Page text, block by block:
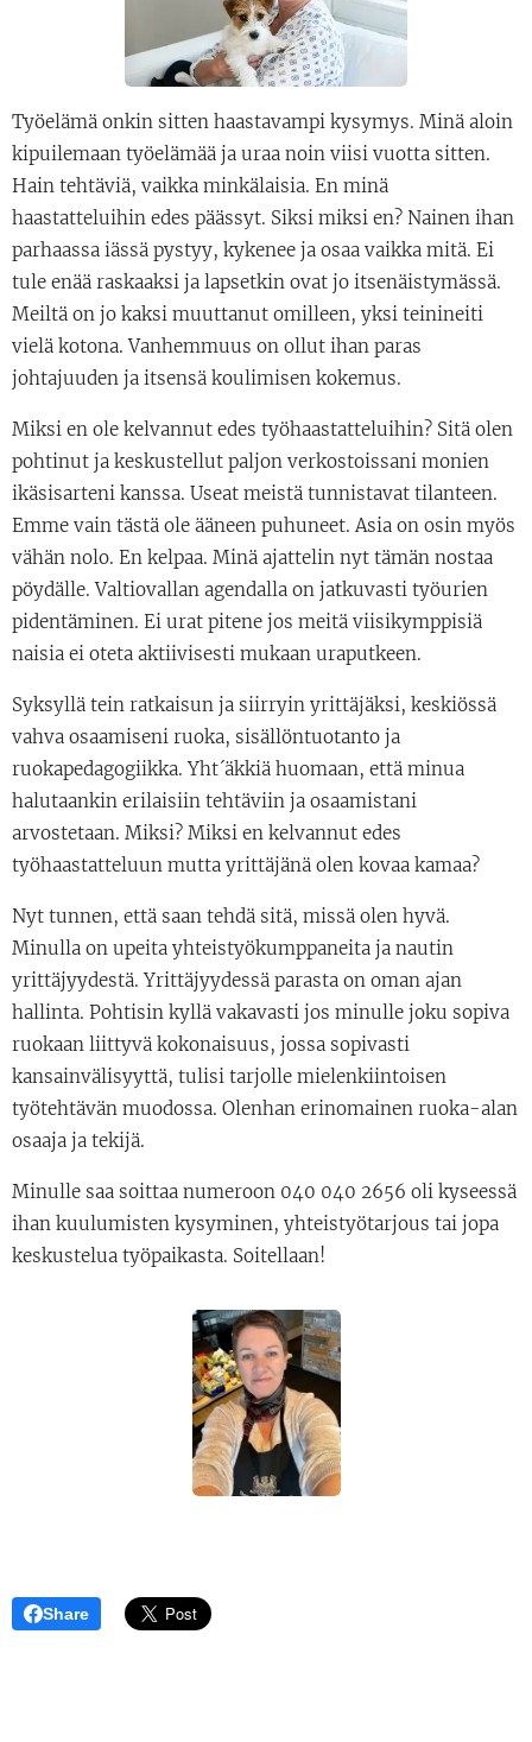
Työelämä onkin sitten haastavampi kysymys. Minä aloin
kipuilemaan työelämää ja uraa noin viisi vuotta sitten.
Hain tehtäviä, vaikka minkälaisia. En minä
haastatteluihin edes päässyt. Siksi miksi en? Nainen ihan
parhaassa iässä pystyy, kykenee ja osaa vaikka mitä. Ei
tule enää raskaaksi ja lapsetkin ovat jo itsenäistymässä.
Meiltä on jo kaksi muuttanut omilleen, yksi teinineiti
vielä kotona. Vanhemmuus on ollut ihan paras
johtajuuden ja itsensä koulimisen kokemus.
Miksi en ole kelvannut edes työhaastatteluihin? Sitä olen
pohtinut ja keskustellut paljon verkostoissani monien
ikäsisarteni kanssa. Useat meistä tunnistavat tilanteen.
Emme vain tästä ole ääneen puhuneet. Asia on osin myös
vähän nolo. En kelpaa. Minä ajattelin nyt tämän nostaa
pöydälle. Valtiovallan agendalla on jatkuvasti työurien
pidentäminen. Ei urat pitene jos meitä viisikymppisiä
naisia ei oteta aktiivisesti mukaan uraputkeen.
Syksyllä tein ratkaisun ja siirryin yrittäjäksi, keskiössä
vahva osaamiseni ruoka, sisällöntuotanto ja
ruokapedagogiikka. Yht´äkkiä huomaan, että minua
halutaankin erilaisiin tehtäviin ja osaamistani
arvostetaan. Miksi? Miksi en kelvannut edes
työhaastatteluun mutta yrittäjänä olen kovaa kamaa?
Nyt tunnen, että saan tehdä sitä, missä olen hyvä.
Minulla on upeita yhteistyökumppaneita ja nautin
yrittäjyydestä. Yrittäjyydessä parasta on oman ajan
hallinta. Pohtisin kyllä vakavasti jos minulle joku sopiva
ruokaan liittyvä kokonaisuus, jossa sopivasti
kansainvälisyyttä, tulisi tarjolle mielenkiintoisen
työtehtävän muodossa. Olenhan erinomainen ruoka-alan
osaaja ja tekijä.
Minulle saa soittaa numeroon 040 040 2656 oli kyseessä
ihan kuulumisten kysyminen, yhteistyötarjous tai jopa
keskustelua työpaikasta. Soitellaan!
Share